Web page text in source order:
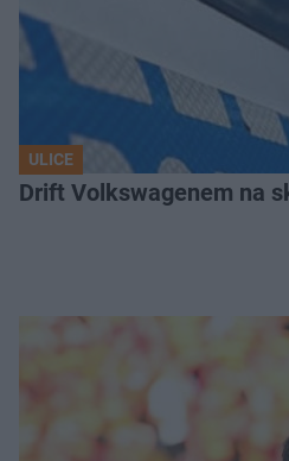
ULICE
Drift Volkswagenem na